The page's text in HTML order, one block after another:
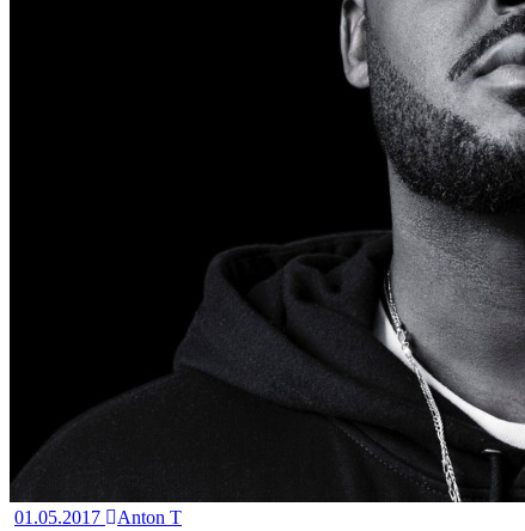
01.05.2017
Anton T